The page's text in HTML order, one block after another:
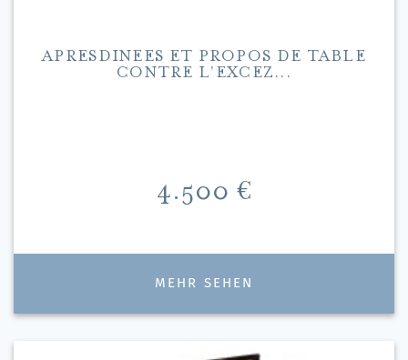
APRESDINEES ET PROPOS DE TABLE
CONTRE L’EXCEZ...
Preis
4.500 €
MEHR SEHEN